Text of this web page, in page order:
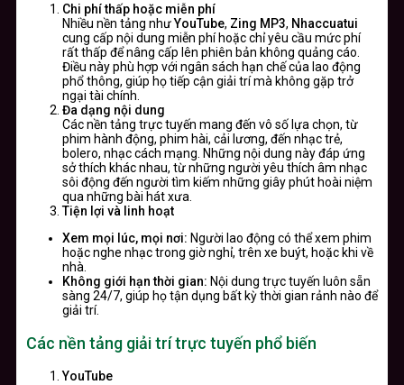
Chi phí thấp hoặc miễn phí
Nhiều nền tảng nhưYouTube, Zing MP3, Nhaccuatui
cung cấp nội dung miễn phí hoặc chỉ yêu cầu mức phí
rất thấp để nâng cấp lên phiên bản không quảng cáo.
Điều này phù hợp với ngân sách hạn chế của lao động
phổ thông, giúp họ tiếp cận giải trí mà không gặp trở
ngại tài chính.
Đa dạng nội dung
Các nền tảng trực tuyến mang đến vô số lựa chọn, từ
phim hành động, phim hài, cải lương, đến nhạc trẻ,
bolero, nhạc cách mạng. Những nội dung này đáp ứng
sở thích khác nhau, từ những người yêu thích âm nhạc
sôi động đến người tìm kiếm những giây phút hoài niệm
qua những bài hát xưa.
Tiện lợi và linh hoạt
Xem mọi lúc, mọi nơi: Người lao động có thể xem phim
hoặc nghe nhạc trong giờ nghỉ, trên xe buýt, hoặc khi về
nhà.
Không giới hạn thời gian: Nội dung trực tuyến luôn sẵn
sàng 24/7, giúp họ tận dụng bất kỳ thời gian rảnh nào để
giải trí.
Các nền tảng giải trí trực tuyến phổ biến
YouTube